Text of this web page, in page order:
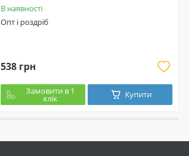
В наявності
Опт і роздріб
538 грн
Замовити в 1
клік Купити